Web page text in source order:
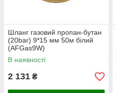
Шланг газовий пропан-бутан
(20bar) 9*15 мм 50м білий
(AFGas9W)
В наявності
2 131 ₴